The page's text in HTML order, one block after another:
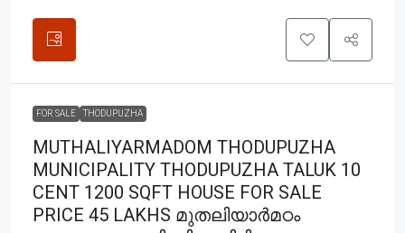
FOR SALE THODUPUZHA
MUTHALIYARMADOM THODUPUZHA
MUNICIPALITY THODUPUZHA TALUK 10
CENT 1200 SQFT HOUSE FOR SALE
PRICE 45 LAKHS മുതലിയാർമഠം